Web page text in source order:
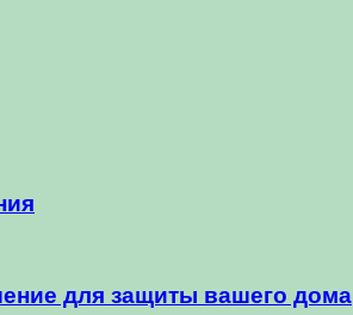
для защиты вашего дома